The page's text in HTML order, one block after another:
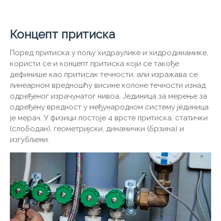
Концепт притиска
Поред притиска у пољу хидраулике и хидродинамике,
користи се и концепт притиска који се такође
дефинише као притисак течности, али изражава се
линеарном вредношћу висине колоне течности изнад
одређеног израчунатог нивоа. Јединица за мерење за
одређену вредност у међународном систему јединица
је мерач. У физици постоје 4 врсте притиска: статички
(слободан), геометријски, динамички (брзина) и
изгубљени.